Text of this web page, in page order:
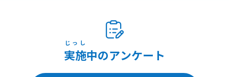
実施
じっし
中のアンケート